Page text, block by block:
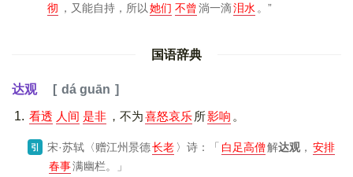
彻 ，又能自持，所以 她们 不曾淌一滴泪水 。”
国语辞典
达观
dá guān
看透 人间 是非 ，不为喜怒哀乐 所影响 。
引 宋·苏轼〈赠江州景德长老 〉诗：「 白足高僧解达观， 安排
春事满幽栏。」